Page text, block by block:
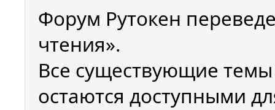
Форум Рутокен
чтения».
Все существующие
остаются доступными